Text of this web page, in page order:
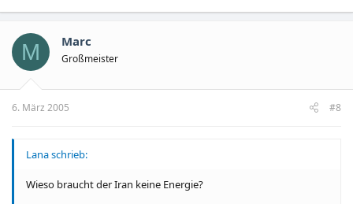
M Marc
Großmeister
6. März 2005 #8
Lana schrieb:
Wieso braucht der Iran keine Energie?